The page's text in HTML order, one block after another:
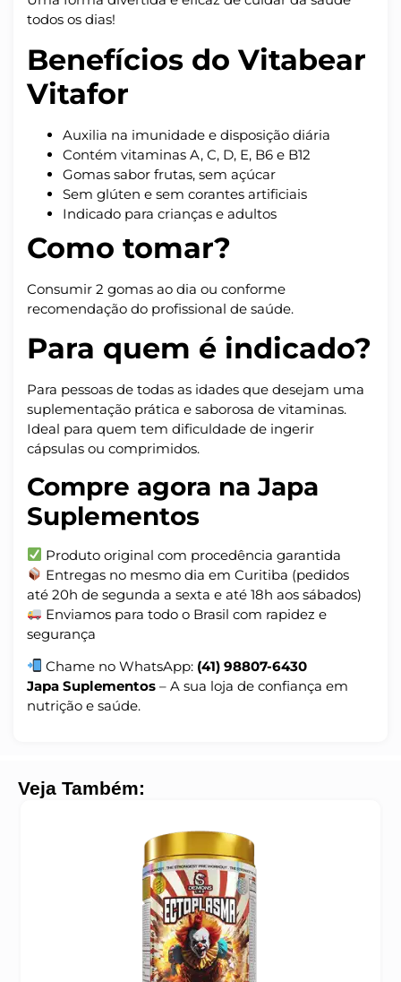
todos os dias!
Benefícios do Vitabear
Vitafor
Auxilia na imunidade e disposição diária
Contém vitaminas A, C, D, E, B6 e B12
Gomas sabor frutas, sem açúcar
Sem glúten e sem corantes artificiais
Indicado para crianças e adultos
Como tomar?
Consumir 2 gomas ao dia ou conforme
recomendação do profissional de saúde.
Para quem é indicado?
Para pessoas de todas as idades que desejam uma
suplementação prática e saborosa de vitaminas.
Ideal para quem tem dificuldade de ingerir
cápsulas ou comprimidos.
Compre agora na Japa
Suplementos
Produto original com procedência garantida
Entregas no mesmo dia em Curitiba (pedidos
até 20h de segunda a sexta e até 18h aos sábados)
Enviamos para todo o Brasil com rapidez e
segurança
Chame no WhatsApp: (41) 98807-6430
Japa Suplementos – A sua loja de confiança em
nutrição e saúde.
Veja Também: